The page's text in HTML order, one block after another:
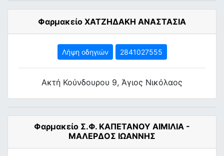
Φαρμακείο ΧΑΤΖΗΔΑΚΗ ΑΝΑΣΤΑΣΙΑ
Λήψη οδηγιών 2841027555
Ακτή Κούνδουρου 9, Άγιος Νικόλαος
Φαρμακείο Σ.Φ. ΚΑΠΕΤΑΝΟΥ ΑΙΜΙΛΙΑ -
ΜΑΛΕΡΔΟΣ ΙΩΑΝΝΗΣ